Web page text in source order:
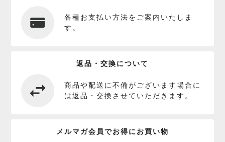
各種お支払い方法をご案内いたしま
す。
返品・交換について
商品や配送に不備がございます場合に
は返品・交換させていただきます。
メルマガ会員でお得にお買い物